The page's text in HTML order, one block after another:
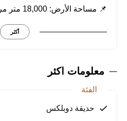
📌 مساحة الأرض: 18,000 متر مربع
🏬 الوحدات التجارية: 50 محلًا تجاريًا
• شرفة خاصة
• غرف نوم ماستر بحمامات داخلية
أكثر
معلومات اكثر
الفئة
حديقة دوبلكس